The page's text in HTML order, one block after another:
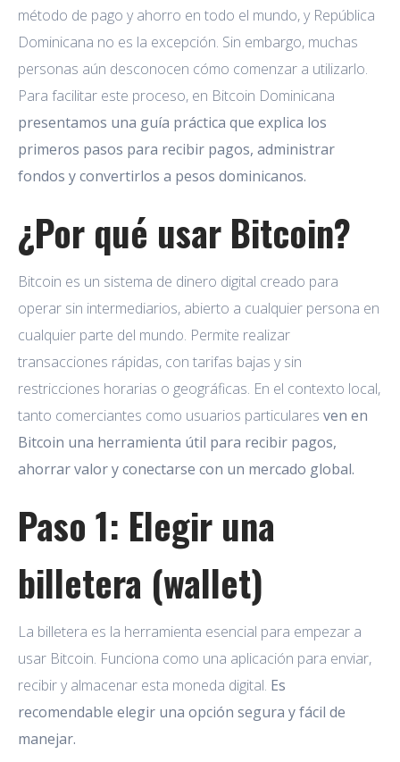
método de pago y ahorro en todo el mundo, y República
Dominicana no es la excepción. Sin embargo, muchas
personas aún desconocen cómo comenzar a utilizarlo.
Para facilitar este proceso, en Bitcoin Dominicana
presentamos una guía práctica que explica los
primeros pasos para recibir pagos, administrar
fondos y convertirlos a pesos dominicanos.
¿Por qué usar Bitcoin?
Bitcoin es un sistema de dinero digital creado para
operar sin intermediarios, abierto a cualquier persona en
cualquier parte del mundo. Permite realizar
transacciones rápidas, con tarifas bajas y sin
restricciones horarias o geográficas. En el contexto local,
tanto comerciantes como usuarios particulares ven en
Bitcoin una herramienta útil para recibir pagos,
ahorrar valor y conectarse con un mercado global.
Paso 1: Elegir una
billetera (wallet)
La billetera es la herramienta esencial para empezar a
usar Bitcoin. Funciona como una aplicación para enviar,
recibir y almacenar esta moneda digital. Es
recomendable elegir una opción segura y fácil de
manejar.